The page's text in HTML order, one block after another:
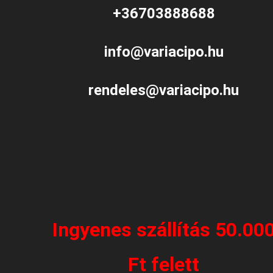
+36703888688
info@variacipo.hu
rendeles@variacipo.hu
Ingyenes szállítás
Ft felett